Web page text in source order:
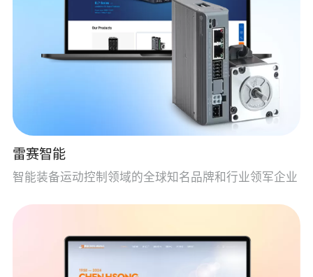
雷赛智能
智能装备运动控制领域的全球知名品牌和行业领军企业